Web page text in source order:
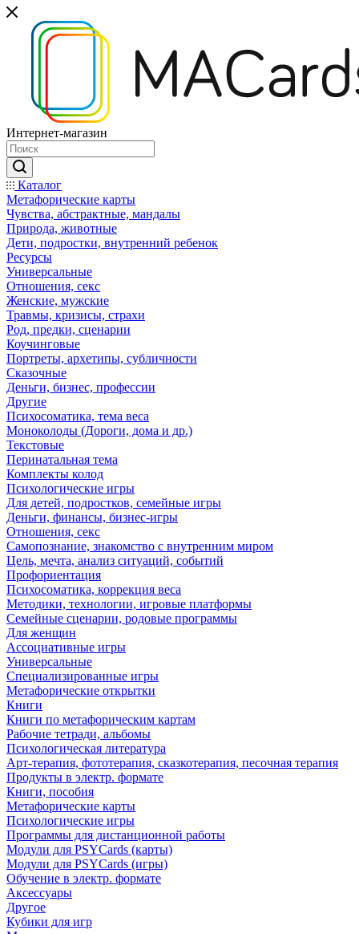
Интернет-магазин
Каталог
Mетафорические карты
Чувства, абстрактные, мандалы
Природа, животные
Дети, подростки, внутренний ребенок
Ресурсы
Универсальные
Отношения, секс
Женские, мужские
Травмы, кризисы, страхи
Род, предки, сценарии
Коучинговые
Портреты, архетипы, субличности
Сказочные
Деньги, бизнес, профессии
Другие
Психосоматика, тема веса
Моноколоды (Дороги, дома и др.)
Текстовые
Перинатальная тема
Комплекты колод
Психологические игры
Для детей, подростков, семейные игры
Деньги, финансы, бизнес-игры
Отношения, секс
Самопознание, знакомство с внутренним миром
Цель, мечта, анализ ситуаций, событий
Профориентация
Психосоматика, коррекция веса
Методики, технологии, игровые платформы
Семейные сценарии, родовые программы
Для женщин
Ассоциативные игры
Универсальные
Специализированные игры
Метафорические открытки
Книги
Книги по метафорическим картам
Рабочие тетради, альбомы
Психологическая литература
Арт-терапия, фототерапия, сказкотерапия, песочная терапия
Продукты в электр. формате
Книги, пособия
Метафорические карты
Психологические игры
Программы для дистанционной работы
Модули для PSYCards (карты)
Модули для PSYCards (игры)
Обучение в электр. формате
Аксессуары
Другое
Кубики для игр